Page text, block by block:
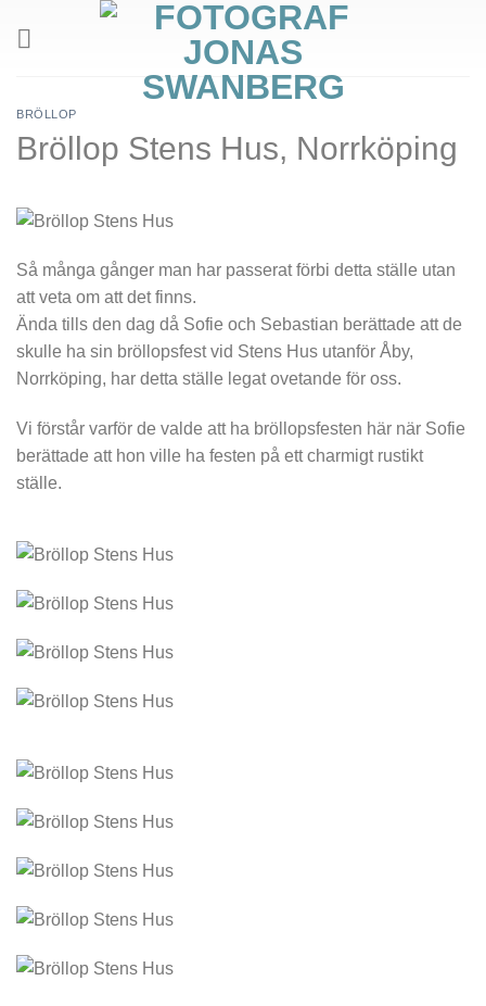
BRÖLLOP
Bröllop Stens Hus, Norrköping
Så många gånger man har passerat förbi detta ställe utan
att veta om att det finns.
Ända tills den dag då Sofie och Sebastian berättade att de
skulle ha sin bröllopsfest vid Stens Hus utanför Åby,
Norrköping, har detta ställe legat ovetande för oss.
Vi förstår varför de valde att ha bröllopsfesten här när Sofie
berättade att hon ville ha festen på ett charmigt rustikt
ställe.